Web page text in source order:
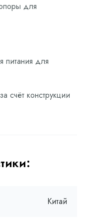
для
питания для
конструкции
Китай